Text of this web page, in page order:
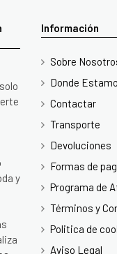
y
Información
Sobre
Donde
Contactar
Transporte
Devoluciones
Formas de
Programa de
Términos y
Politica de
Aviso Legal